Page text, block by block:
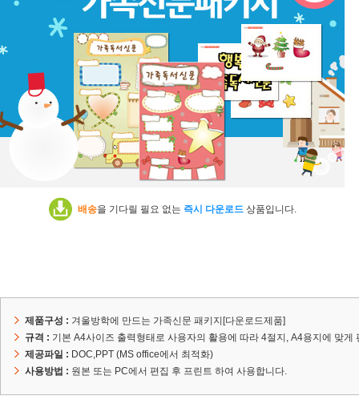
배송을 기다릴 필요 없는 즉시 다운로드상품입니다.
제품구성 : 겨울방학에 만드는 가족신문 패키지[다운로드제품]
규격 : 기본 A4사이즈 출력형태로 사용자의 활용에 따라 4절지, A4용지에 맞게
제공파일 : DOC,PPT (MS office에서 최적화)
사용방법 : 원본 또는 PC에서 편집 후 프린트 하여 사용합니다.